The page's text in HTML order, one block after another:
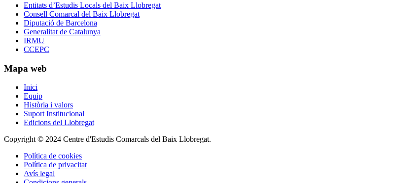
Entitats d’Estudis Locals del Baix Llobregat
Consell Comarcal del Baix Llobregat
Diputació de Barcelona
Generalitat de Catalunya
IRMU
CCEPC
Mapa web
Inici
Equip
Història i valors
Suport Institucional
Edicions del Llobregat
Copyright © 2024 Centre d'Estudis Comarcals del Baix Llobregat.
Política de cookies
Política de privacitat
Avís legal